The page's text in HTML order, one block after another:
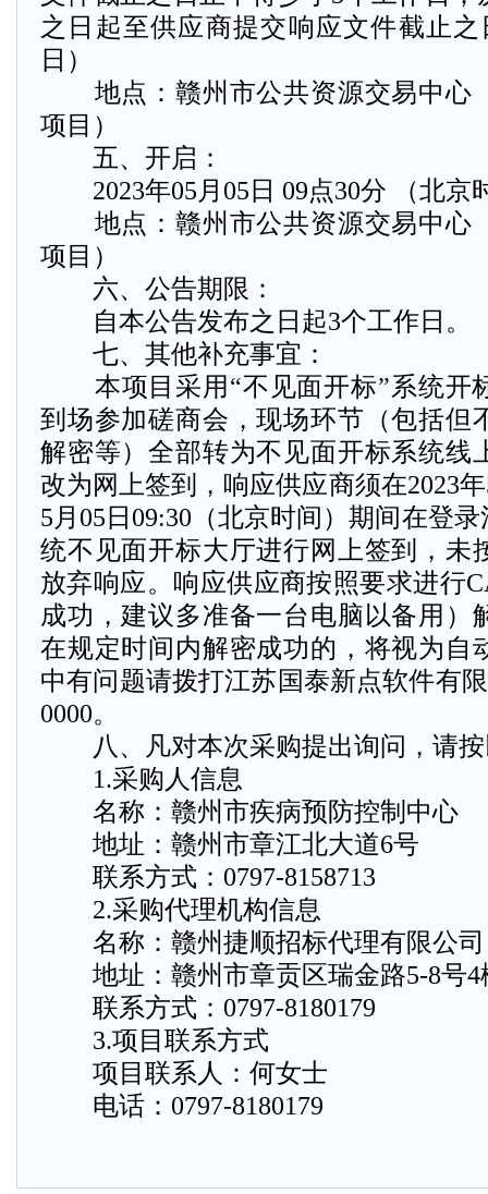
之日起至供应商提交响应文件截止
日）
地点：赣州市公共资源交易中心
项目）
五、开启：
2023年05月05日 09点30分 （北京
地点：赣州市公共资源交易中心
项目）
六、公告期限：
自本公告发布之日起3个工作日。
七、其他补充事宜：
本项目采用“不见面开标”系统开
到场参加磋商会，现场环节（包括但
解密等）全部转为不见面开标系统线
改为网上签到，响应供应商须在2023
5月05日09:30（北京时间）期间在登
统不见面开标大厅进行网上签到，未
放弃响应。响应供应商按照要求进行
成功，建议多准备一台电脑以备用）
在规定时间内解密成功的，将视为自
中有问题请拨打江苏国泰新点软件有
0000。
八、凡对本次采购提出询问，请按
1.采购人信息
名称：赣州市疾病预防控制中心
地址：赣州市章江北大道6号
联系方式：0797-8158713
2.采购代理机构信息
名称：赣州捷顺招标代理有限公司
地址：赣州市章贡区瑞金路5-8号4
联系方式：0797-8180179
3.项目联系方式
项目联系人：何女士
电话：0797-8180179